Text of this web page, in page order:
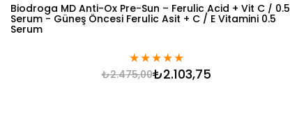
Biodroga MD Anti-Ox Pre-Sun – Ferulic Acid + Vit C / 0.5
Serum - Güneş Öncesi Ferulic Asit + C / E Vitamini 0.5
Serum
★★★★★
₺2.103,75
₺2.475,00